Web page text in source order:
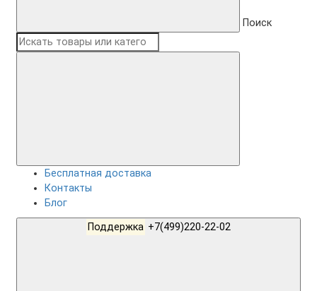
Поиск
Бесплатная доставка
Контакты
Блог
Поддержка